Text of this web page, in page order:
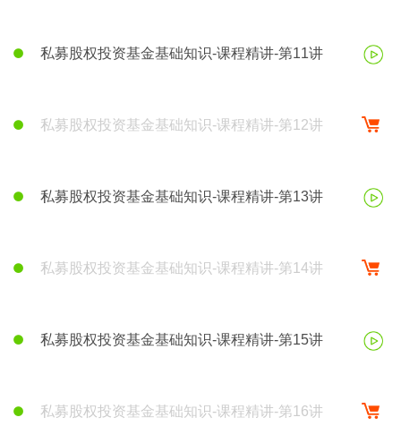
私募股权投资基金基础知识-课程精讲-第11讲
私募股权投资基金基础知识-课程精讲-第12讲
私募股权投资基金基础知识-课程精讲-第13讲
私募股权投资基金基础知识-课程精讲-第14讲
私募股权投资基金基础知识-课程精讲-第15讲
私募股权投资基金基础知识-课程精讲-第16讲